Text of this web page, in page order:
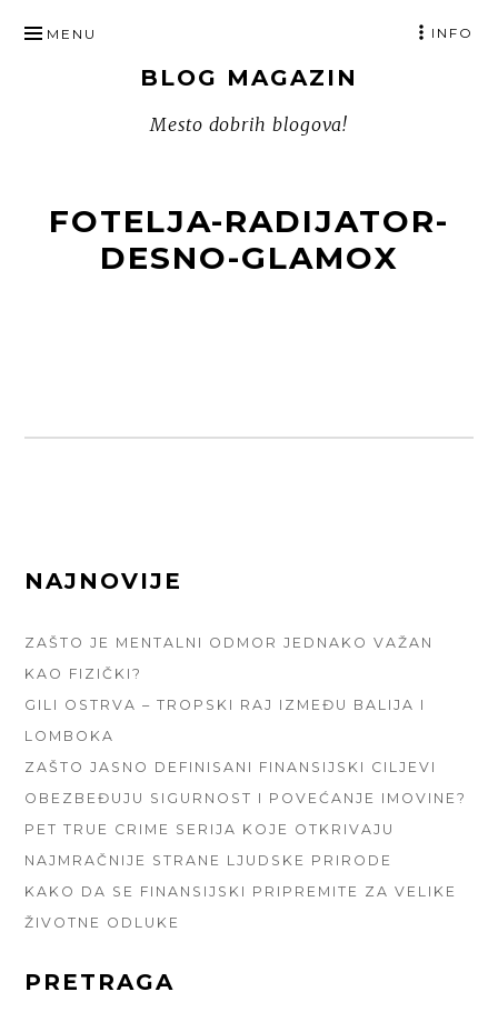
TO
BLOG MAGAZIN
Mesto dobrih blogova!
MENU INFO
FOTELJA-RADIJATOR-
DESNO-GLAMOX
FOOTER
NAJNOVIJE
ZAŠTO JE MENTALNI ODMOR JEDNAKO VAŽAN
KAO FIZIČKI?
GILI OSTRVA – TROPSKI RAJ IZMEĐU BALIJA I
LOMBOKA
ZAŠTO JASNO DEFINISANI FINANSIJSKI CILJEVI
OBEZBEĐUJU SIGURNOST I POVEĆANJE IMOVINE?
PET TRUE CRIME SERIJA KOJE OTKRIVAJU
NAJMRAČNIJE STRANE LJUDSKE PRIRODE
KAKO DA SE FINANSIJSKI PRIPREMITE ZA VELIKE
ŽIVOTNE ODLUKE
PRETRAGA